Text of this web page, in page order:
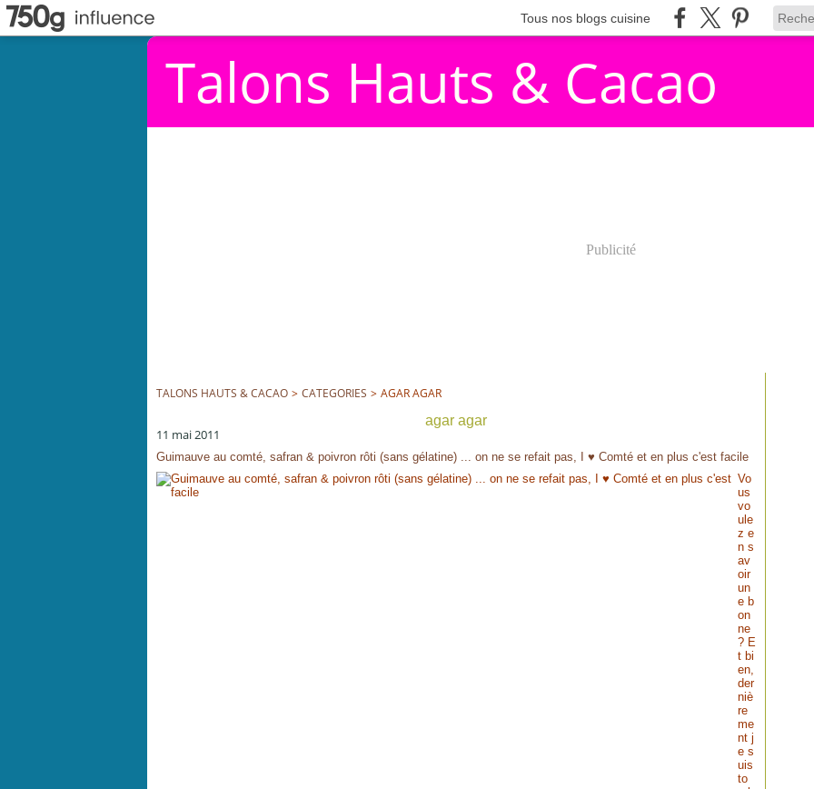
Tous nos blogs cuisine
Talons Hauts & Cacao
Publicité
TALONS HAUTS & CACAO > CATEGORIES > AGAR AGAR
agar agar
11 mai 2011
Guimauve au comté, safran & poivron rôti (sans gélatine) ... on ne se refait pas, I ♥ Comté et en plus c'est facile
Vo
us
vo
ule
z e
n s
av
oir
un
e b
on
ne
? E
t bi
en,
der
niè
re
me
nt j
e s
uis
to